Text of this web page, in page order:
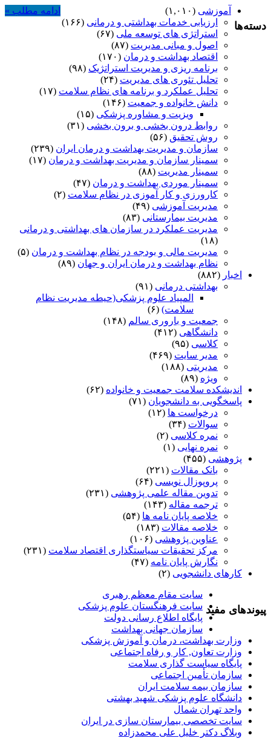
ادامه مطلب »
دسته‌ها
آموزشی (۱,۰۱۰)
ارزیابی خدمات بهداشتی و درمانی (۱۶۶)
استراتژی های توسعه ملی (۶۷)
اصول و مبانی مدیریت (۸۷)
اقتصاد بهداشت و درمان (۱۷۰)
برنامه ریزی و مدیریت استراتژیک (۹۸)
تحلیل تئوری های مدیریت (۲۴)
تحلیل عملکرد و برنامه های نظام سلامت (۱۷)
دانش خانواده و جمعیت (۱۴۶)
ویزیت و مشاوره پزشکی (۱۵)
روابط درون بخشی و برون بخشی (۳۱)
روش تحقیق (۵۶)
سازمان و مدیریت بهداشت و درمان ایران (۲۳۹)
سمینار سازمان و مدیریت بهداشت و درمان (۱۷)
سمینار مدیریت (۸۸)
سمینار موردی بهداشت و درمان (۴۷)
کارورزی و کار آموزی در نظام سلامت (۲)
مدیریت آموزشی (۴۹)
مدیریت بیمارستانی (۸۳)
مدیریت عملکرد در سازمان های بهداشتی و درمانی
(۱۸)
مدیریت مالی و بودجه در نظام بهداشت و درمان (۵)
نظام بهداشت و درمان ایران و جهان (۸۹)
اخبار (۸۸۲)
بهداشتی درمانی (۹۱)
المپیاد علوم پزشکی(حیطه مدیریت نظام
سلامت) (۶)
جمعیت و باروری سالم (۱۴۸)
دانشگاهی (۴۱۲)
کلاسی (۹۵)
مدیر سایت (۴۶۹)
مدیریتی (۱۸۸)
ویژه (۸۹)
اندیشکده سلامت جمعیت و خانواده (۶۲)
پاسخگویی به دانشجویان (۷۱)
درخواست ها (۱۲)
سوالات (۳۴)
نمره کلاسی (۲)
نمره نهایی (۱)
پژوهشی (۴۵۵)
بانک مقالات (۲۲۱)
پروپوزال نویسی (۶۴)
تدوین مقاله علمی پژوهشی (۲۳۱)
ترجمه مقاله (۱۴۳)
خلاصه پایان نامه ها (۵۴)
خلاصه مقالات (۱۸۳)
عناوین پژوهشی (۱۰۶)
مرکز تحقیقات سیاستگذاری اقتصاد سلامت (۲۳۱)
نگارش پایان نامه (۴۷)
کارهای دانشجویی (۲)
پیوندهای مفید
سایت مقام معظم رهبری
سایت فرهنگستان علوم پزشکی
پایگاه اطلاع رسانی دولت
سازمان جهانی بهداشت
وزارت بهداشت، درمان و آموزش پزشکی
وزارت تعاون, کار و رفاه اجتماعی
پایگاه سیاست گذاری سلامت
سازمان تأمین اجتماعی
سازمان بیمه سلامت ایران
دانشگاه علوم پزشکی شهید بهشتی
واحد تهران شمال
سایت تخصصی بیمارستان سازی در ایران
وبلاگ دکتر خلیل علی محمدزاده